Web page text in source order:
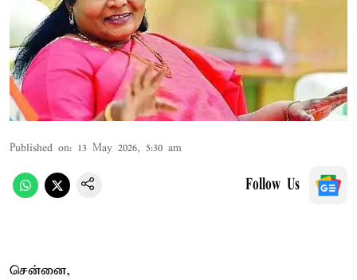
Published on: 13 May 2026, 5:30 am
Follow Us
சென்னை,